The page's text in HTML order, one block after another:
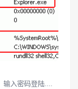
入密码登陆....